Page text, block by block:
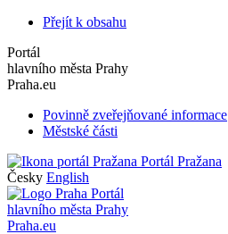
Přejít k obsahu
Portál
hlavního města Prahy
Praha.eu
Povinně zveřejňované informace
Městské části
Portál Pražana
Česky English
Portál
hlavního města Prahy
Praha.eu